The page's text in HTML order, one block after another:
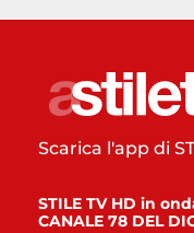
Scarica l'app di
STILE TV HD in
CANALE 78 DEL